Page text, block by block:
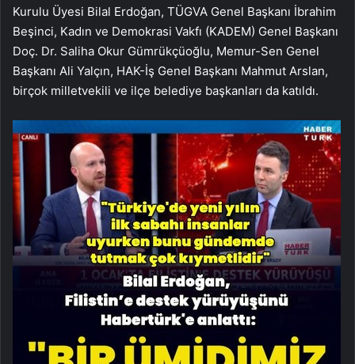
Kurulu Üyesi Bilal Erdoğan, TÜGVA Genel Başkanı İbrahim
Beşinci, Kadın ve Demokrasi Vakfı (KADEM) Genel Başkanı
Doç. Dr. Saliha Okur Gümrükçüoğlu, Memur-Sen Genel
Başkanı Ali Yalçın, HAK-İş Genel Başkanı Mahmut Arslan,
birçok milletvekili ve ilçe belediye başkanları da katıldı.